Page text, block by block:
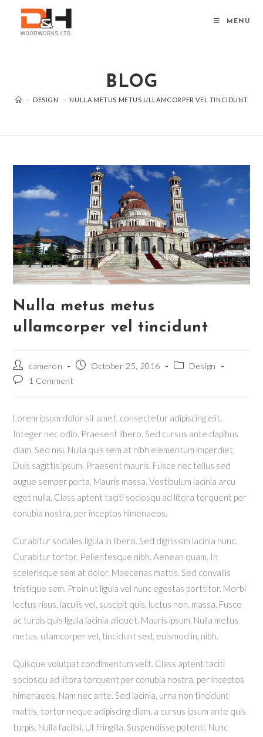
content
MENU
BLOG
> DESIGN > NULLA METUS METUS ULLAMCORPER VEL TINCIDUNT
Nulla metus metus
ullamcorper vel tincidunt
Post
author:
cameron
PostOctober 25, 2016
PostDesign
Post1 Comment
Lorem ipsum dolor sit amet, consectetur adipiscing elit.
Integer nec odio. Praesent libero. Sed cursus ante dapibus
diam. Sed nisi. Nulla quis sem at nibh elementum imperdiet.
Duis sagittis ipsum. Praesent mauris. Fusce nec tellus sed
augue semper porta. Mauris massa. Vestibulum lacinia arcu
eget nulla. Class aptent taciti sociosqu ad litora torquent per
conubia nostra, per inceptos himenaeos.
Curabitur sodales ligula in libero. Sed dignissim lacinia nunc.
Curabitur tortor. Pellentesque nibh. Aenean quam. In
scelerisque sem at dolor. Maecenas mattis. Sed convallis
tristique sem. Proin ut ligula vel nunc egestas porttitor. Morbi
lectus risus, iaculis vel, suscipit quis, luctus non, massa. Fusce
ac turpis quis ligula lacinia aliquet. Mauris ipsum. Nulla metus
metus, ullamcorper vel, tincidunt sed, euismod in, nibh.
Quisque volutpat condimentum velit. Class aptent taciti
sociosqu ad litora torquent per conubia nostra, per inceptos
himenaeos. Nam nec ante. Sed lacinia, urna non tincidunt
mattis, tortor neque adipiscing diam, a cursus ipsum ante quis
turpis. Nulla facilisi. Ut fringilla. Suspendisse potenti. Nunc